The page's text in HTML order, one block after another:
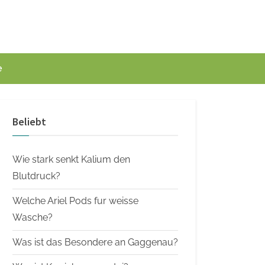
Beliebt
Wie stark senkt Kalium den
Blutdruck?
Welche Ariel Pods fur weisse
Wasche?
Was ist das Besondere an Gaggenau?